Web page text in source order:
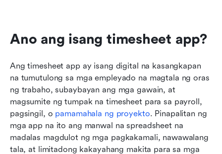
Ano ang isang timesheet app?
Ang timesheet app ay isang digital na kasangkapan
na tumutulong sa mga empleyado na magtala ng oras
ng trabaho, subaybayan ang mga gawain, at
magsumite ng tumpak na timesheet para sa payroll,
pagsingil, o pamamahala ng proyekto. Pinapalitan ng
mga app na ito ang manwal na spreadsheet na
madalas magdulot ng mga pagkakamali, nawawalang
tala, at limitadong kakayahang makita para sa mga